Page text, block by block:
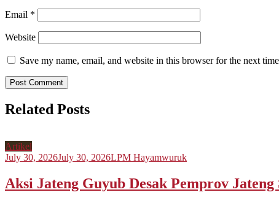
Email *
Website
Save my name, email, and website in this browser for the next
Related Posts
Artikel
July 30, 2026July 30, 2026LPM Hayamwuruk
Aksi Jateng Guyub Desak Pemprov